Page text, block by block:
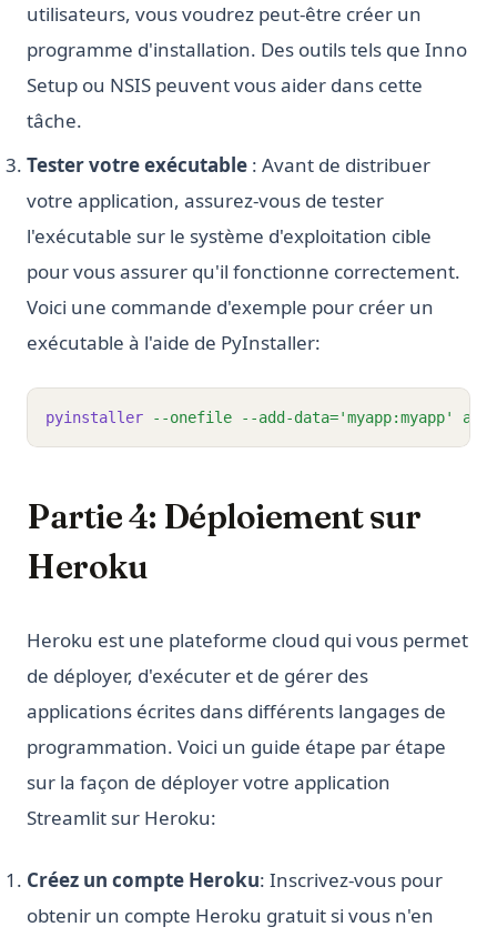
utilisateurs, vous voudrez peut-être créer un
programme d'installation. Des outils tels que Inno
Setup ou NSIS peuvent vous aider dans cette
tâche.
Tester votre exécutable : Avant de distribuer
votre application, assurez-vous de tester
l'exécutable sur le système d'exploitation cible
pour vous assurer qu'il fonctionne correctement.
Voici une commande d'exemple pour créer un
exécutable à l'aide de PyInstaller:
pyinstaller --onefile --add-data='myapp:myapp'
Partie 4: Déploiement sur
Heroku
Heroku est une plateforme cloud qui vous permet
de déployer, d'exécuter et de gérer des
applications écrites dans différents langages de
programmation. Voici un guide étape par étape
sur la façon de déployer votre application
Streamlit sur Heroku:
Créez un compte Heroku: Inscrivez-vous pour
obtenir un compte Heroku gratuit si vous n'en